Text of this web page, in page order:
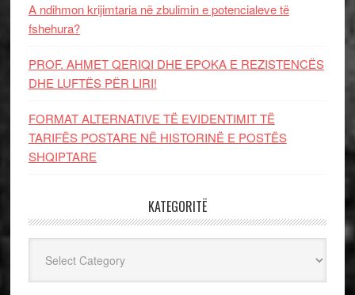
A ndihmon krijimtaria në zbulimin e potencialeve të
fshehura?
PROF. AHMET QERIQI DHE EPOKA E REZISTENCЁS
DHE LUFTЁS PЁR LIRI!
FORMAT ALTERNATIVE TË EVIDENTIMIT TË
TARIFËS POSTARE NË HISTORINË E POSTËS
SHQIPTARE
KATEGORITË